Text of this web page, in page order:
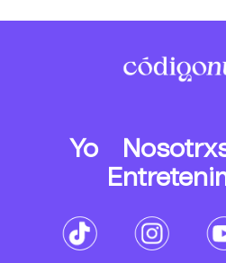
Yo